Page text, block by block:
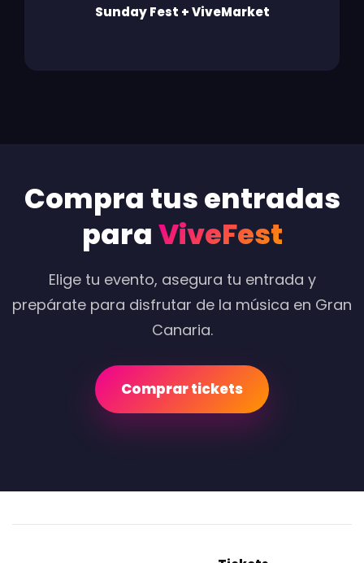
Sunday Fest + ViveMarket
Compra tus entradas
paraViveFest
Elige tu evento, asegura tu entrada y
prepárate para disfrutar de la música en Gran
Canaria.
Comprar tickets